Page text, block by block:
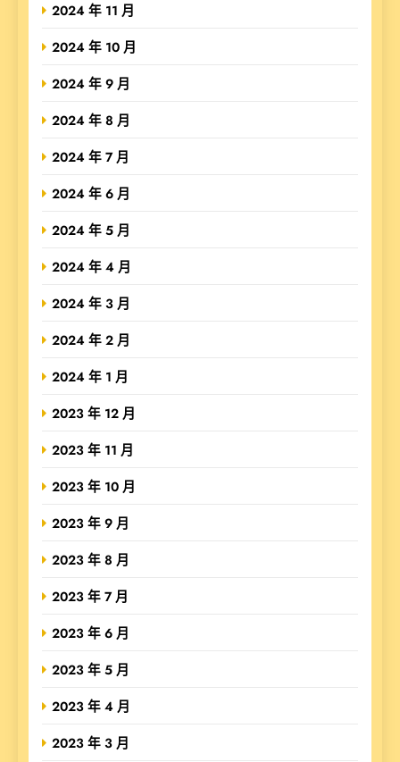
2024 年 11 月
2024 年 10 月
2024 年 9 月
2024 年 8 月
2024 年 7 月
2024 年 6 月
2024 年 5 月
2024 年 4 月
2024 年 3 月
2024 年 2 月
2024 年 1 月
2023 年 12 月
2023 年 11 月
2023 年 10 月
2023 年 9 月
2023 年 8 月
2023 年 7 月
2023 年 6 月
2023 年 5 月
2023 年 4 月
2023 年 3 月